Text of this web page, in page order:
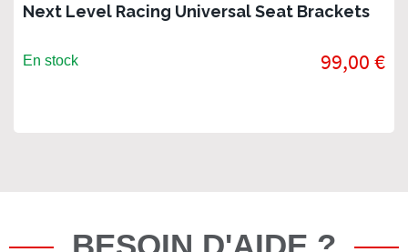
Next Level Racing Universal Seat Brackets
En stock 99,00 €